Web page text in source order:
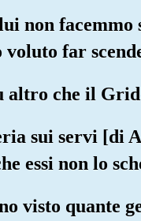
non facemmo
voluto far
altro che il
sui servi [di
essi non lo
visto quante